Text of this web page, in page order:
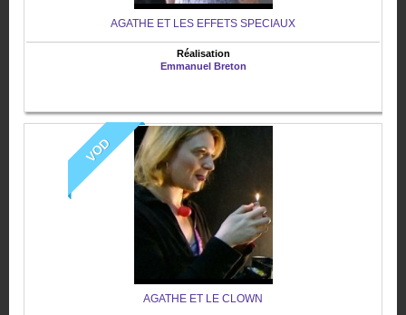
AGATHE ET LES EFFETS SPECIAUX
Réalisation
Emmanuel Breton
VOD
AGATHE ET LE CLOWN